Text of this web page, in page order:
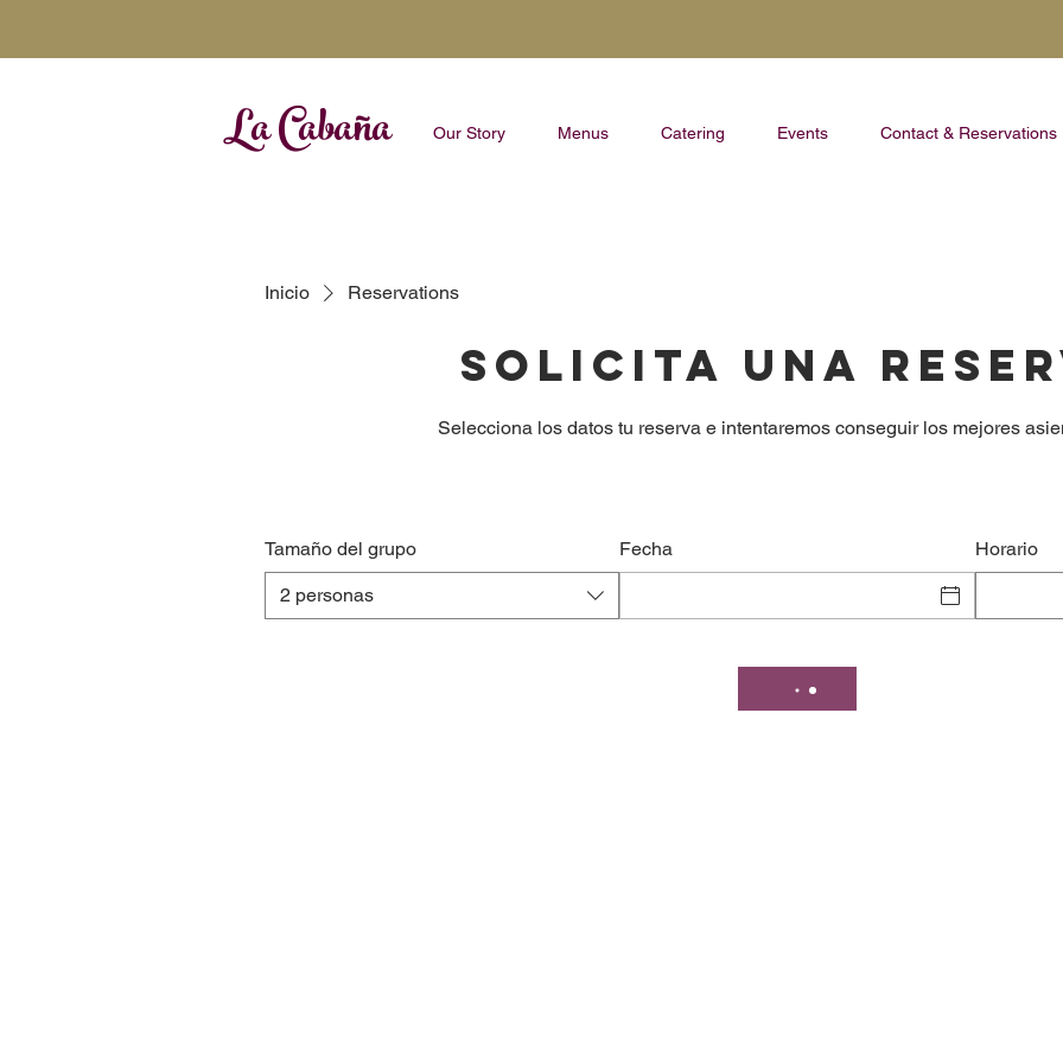
La Cabaña Our Story Menus Catering Events Contact & Reservations
Inicio Reservations
Solicita una
Selecciona los datos tu reserva e intentaremos conseguir los mejores
Tamaño del grupo
2 personas
Fecha Horario